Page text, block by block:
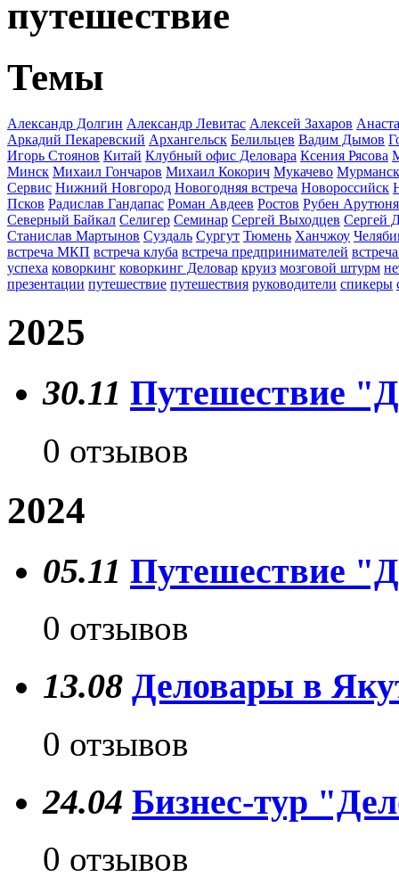
путешествие
Темы
Александр Долгин Александр Левитас Алексей Захаров
Аркадий Пекаревский Архангельск Белильцев Вадим Дымов
Игорь Стоянов Китай Клубный офис Деловара Ксения Рясова
Минск Михаил Гончаров Михаил Кокорич Мукачево Мурманск
Сервис Нижний Новгород Новогодняя встреча Новороссийск
Псков Радислав Гандапас Роман Авдеев Ростов Рубен
Северный Байкал Селигер Семинар Сергей Выходцев Сергей
Станислав Мартынов Суздаль Сургут Тюмень Ханчжоу
встреча МКП встреча клуба встреча предпринимателей
успеха коворкинг коворкинг Деловар круиз мозговой штурм
презентации путешествие путешествия руководители спикеры
2025
30.11 Путешествие
0 отзывов
2024
05.11 Путешествие
0 отзывов
13.08 Деловары в
0 отзывов
24.04 Бизнес-тур
0 отзывов